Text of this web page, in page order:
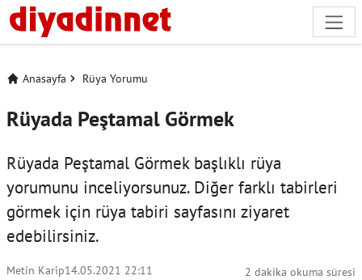
Anasayfa Rüya Yorumu
Rüyada Peştamal Görmek
Rüyada Peştamal Görmek başlıklı rüya
yorumunu inceliyorsunuz. Diğer farklı tabirleri
görmek için rüya tabiri sayfasını ziyaret
edebilirsiniz.
Metin Karip14.05.2021 22:11 2 dakika okuma süresi